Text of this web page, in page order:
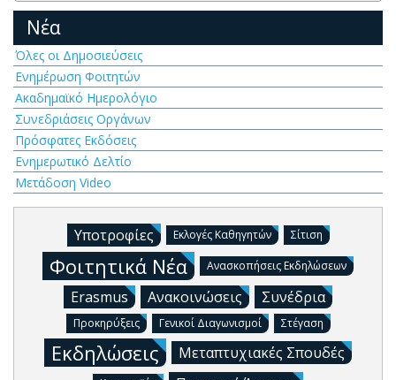
Νέα
Όλες οι Δημοσιεύσεις
Ενημέρωση Φοιτητών
Ακαδημαϊκό Ημερολόγιο
Συνεδριάσεις Οργάνων
Πρόσφατες Εκδόσεις
Ενημερωτικό Δελτίο
Μετάδοση Video
Υποτροφίες Εκλογές Καθηγητών Σίτιση
Φοιτητικά Νέα Ανασκοπήσεις Εκδηλώσεων
Erasmus Ανακοινώσεις Συνέδρια
Προκηρύξεις Γενικοί Διαγωνισμοί Στέγαση
Εκδηλώσεις Μεταπτυχιακές Σπουδές